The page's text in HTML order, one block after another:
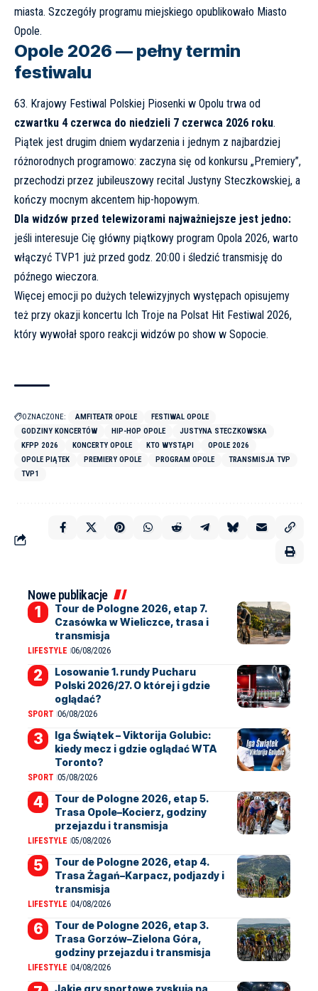
miasta. Szczegóły programu miejskiego opublikowało Miasto
Opole.
Opole 2026 — pełny termin
festiwalu
63. Krajowy Festiwal Polskiej Piosenki w Opolu trwa od
czwartku 4 czerwca do niedzieli 7 czerwca 2026 roku.
Piątek jest drugim dniem wydarzenia i jednym z najbardziej
różnorodnych programowo: zaczyna się od konkursu „Premiery”,
przechodzi przez jubileuszowy recital Justyny Steczkowskiej, a
kończy mocnym akcentem hip-hopowym.
Dla widzów przed telewizorami najważniejsze jest jedno:
jeśli interesuje Cię główny piątkowy program Opola 2026, warto
włączyć TVP1 już przed godz. 20:00 i śledzić transmisję do
późnego wieczora.
Więcej emocji po dużych telewizyjnych występach opisujemy
też przy okazji koncertu Ich Troje na Polsat Hit Festiwal 2026,
który wywołał sporo reakcji widzów po show w Sopocie.
OZNACZONE: AMFITEATR OPOLE
FESTIWAL OPOLE
GODZINY KONCERTÓW
HIP-HOP OPOLE
JUSTYNA STECZKOWSKA
KFPP 2026
KONCERTY OPOLE KTO WYSTĄPI
OPOLE 2026
OPOLE PIĄTEK
PREMIERY OPOLE PROGRAM OPOLE
TRANSMISJA TVP
TVP1
Nowe publikacje
Tour de Pologne 2026, etap 7.
Czasówka w Wieliczce, trasa i
transmisja
LIFESTYLE 06/08/2026
Losowanie 1. rundy Pucharu
Polski 2026/27. O której i gdzie
oglądać?
SPORT 06/08/2026
Iga Świątek – Viktorija Golubic:
kiedy mecz i gdzie oglądać WTA
Toronto?
SPORT 05/08/2026
Tour de Pologne 2026, etap 5.
Trasa Opole–Kocierz, godziny
przejazdu i transmisja
LIFESTYLE 05/08/2026
Tour de Pologne 2026, etap 4.
Trasa Żagań–Karpacz, podjazdy i
transmisja
LIFESTYLE 04/08/2026
Tour de Pologne 2026, etap 3.
Trasa Gorzów–Zielona Góra,
godziny przejazdu i transmisja
LIFESTYLE 04/08/2026